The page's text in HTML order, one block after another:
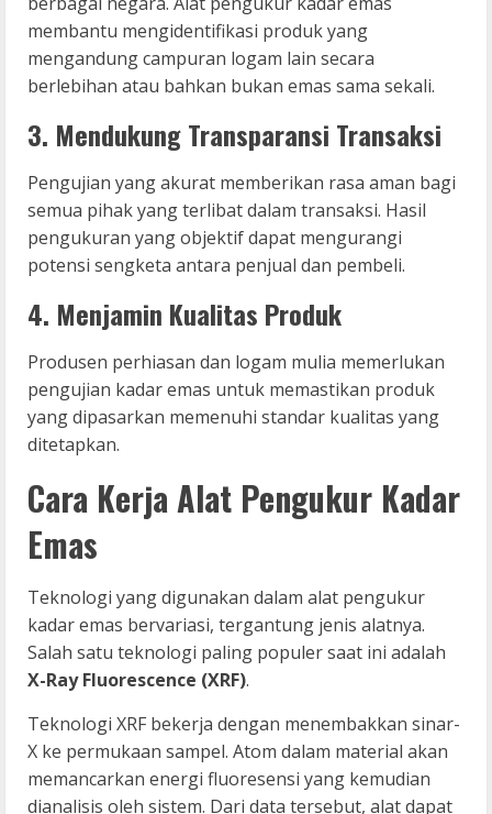
membantu mengidentifikasi produk yang
mengandung campuran logam lain secara
berlebihan atau bahkan bukan emas sama sekali.
3. Mendukung Transparansi Transaksi
Pengujian yang akurat memberikan rasa aman bagi
semua pihak yang terlibat dalam transaksi. Hasil
pengukuran yang objektif dapat mengurangi
potensi sengketa antara penjual dan pembeli.
4. Menjamin Kualitas Produk
Produsen perhiasan dan logam mulia memerlukan
pengujian kadar emas untuk memastikan produk
yang dipasarkan memenuhi standar kualitas yang
ditetapkan.
Cara Kerja Alat Pengukur Kadar
Emas
Teknologi yang digunakan dalam alat pengukur
kadar emas bervariasi, tergantung jenis alatnya.
Salah satu teknologi paling populer saat ini adalah
X-Ray Fluorescence (XRF).
Teknologi XRF bekerja dengan menembakkan sinar-
X ke permukaan sampel. Atom dalam material akan
memancarkan energi fluoresensi yang kemudian
dianalisis oleh sistem. Dari data tersebut, alat dapat